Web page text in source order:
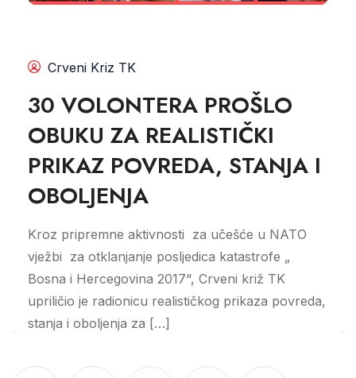
Crveni Kriz TK
30 VOLONTERA PROŠLO
OBUKU ZA REALISTIČKI
PRIKAZ POVREDA, STANJA I
OBOLJENJA
Kroz pripremne aktivnosti za učešće u NATO
vježbi za otklanjanje posljedica katastrofe „
Bosna i Hercegovina 2017“, Crveni križ TK
upriličio je radionicu realističkog prikaza povreda,
stanja i oboljenja za […]